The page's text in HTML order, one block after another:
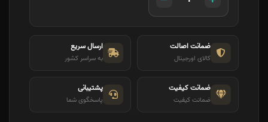
ضمانت اصالت
کالای اورجینال
ارسال سریع
به سراسر کشور
ضمانت کیفیت
ضمانت کیفیت
پشتیبانی
پاسخگوی شما